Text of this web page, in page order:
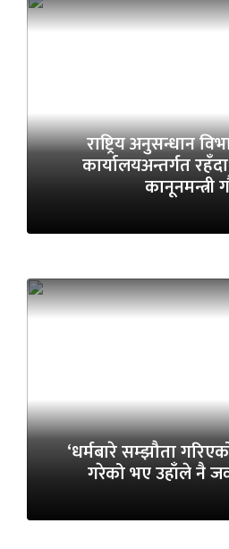
राष्ट्रिय अनुसन्धान
कार्यालयअन्तर्गत
कानूनमन्त्री
‘धर्मबारे सम्झौता
गरेको भए उहाँले नै